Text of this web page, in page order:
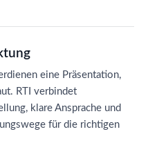
eine Präsentation,
RTI verbindet
klare Ansprache und
für die richtigen